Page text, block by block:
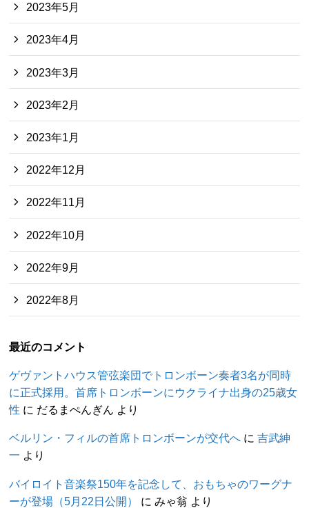
2023年5月
2023年4月
2023年3月
2023年2月
2023年1月
2022年12月
2022年11月
2022年10月
2022年9月
2022年8月
最近のコメント
ゲヴァントハウス管弦楽団でトロンボーン奏者3名が同時
に正式採用。首席トロンボーンにウクライナ出身の25歳女
性 に だるまぺんぎん より
ベルリン・フィルの首席トロンボーンが交代へ に吉武紳
一 より
バイロイト音楽祭150年を記念して、おもちゃのワーグナ
ーが登場（5月22日公開）
にみゃ翁 より